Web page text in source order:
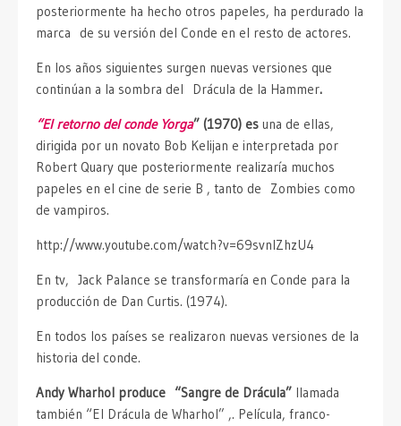
posteriormente ha hecho otros papeles, ha perdurado la
marca de su versión del Conde en el resto de actores.
En los años siguientes surgen nuevas versiones que
continúan a la sombra del Drácula de la Hammer.
“El retorno del conde Yorga” (1970) es una de ellas,
dirigida por un novato Bob Kelijan e interpretada por
Robert Quary que posteriormente realizaría muchos
papeles en el cine de serie B , tanto de Zombies como
de vampiros.
http://www.youtube.com/watch?v=69svnlZhzU4
En tv, Jack Palance se transformaría en Conde para la
producción de Dan Curtis. (1974).
En todos los países se realizaron nuevas versiones de la
historia del conde.
Andy Wharhol produce “Sangre de Drácula” llamada
también “El Drácula de Wharhol” ,. Película, franco-